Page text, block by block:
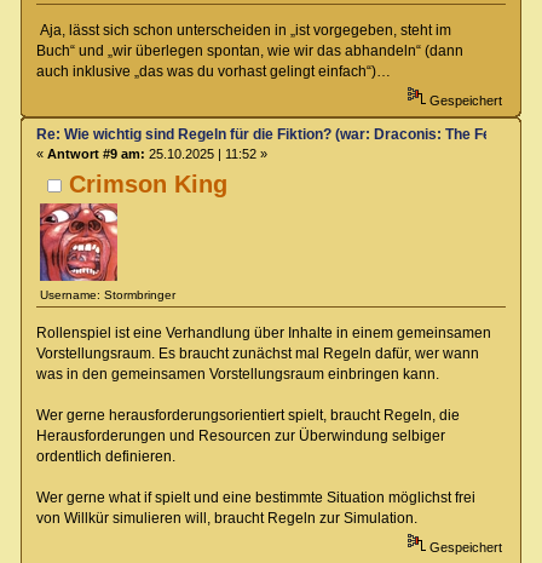
Aja, lässt sich schon unterscheiden in „ist vorgegeben, steht im
Buch“ und „wir überlegen spontan, wie wir das abhandeln“ (dann
auch inklusive „das was du vorhast gelingt einfach“)…
Gespeichert
Crimson King
Username: Stormbringer
Re: Wie wichtig sind Regeln für die Fiktion? (war: Draconis: The Feel-
« Antwort #9 am: 25.10.2025 | 11:52 »
Rollenspiel ist eine Verhandlung über Inhalte in einem gemeinsamen
Vorstellungsraum. Es braucht zunächst mal Regeln dafür, wer wann
was in den gemeinsamen Vorstellungsraum einbringen kann.
Wer gerne herausforderungsorientiert spielt, braucht Regeln, die
Herausforderungen und Resourcen zur Überwindung selbiger
ordentlich definieren.
Wer gerne what if spielt und eine bestimmte Situation möglichst frei
von Willkür simulieren will, braucht Regeln zur Simulation.
Gespeichert